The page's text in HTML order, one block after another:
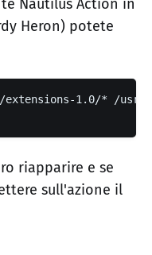
Nautilus Action in
Heron) potete
1.0/* /usr/
riapparire e se
sull'azione il